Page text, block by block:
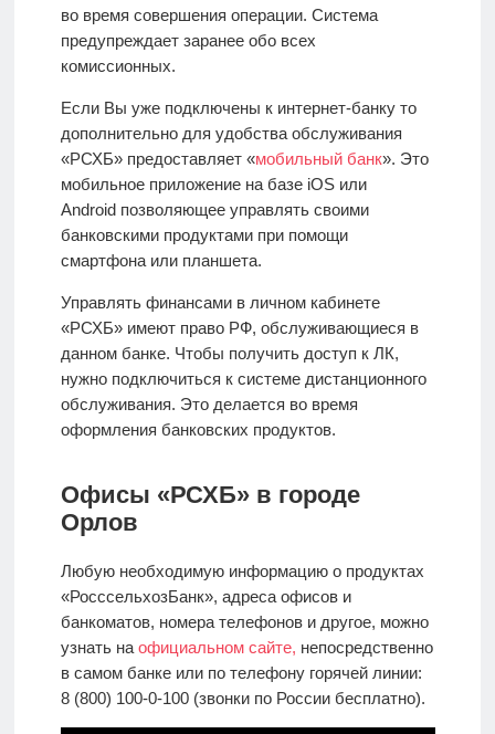
во время совершения операции. Система
предупреждает заранее обо всех
комиссионных.
Если Вы уже подключены к интернет-банку то
дополнительно для удобства обслуживания
«РСХБ» предоставляет «мобильный банк». Это
мобильное приложение на базе iOS или
Android позволяющее управлять своими
банковскими продуктами при помощи
смартфона или планшета.
Управлять финансами в личном кабинете
«РСХБ» имеют право РФ, обслуживающиеся в
данном банке. Чтобы получить доступ к ЛК,
нужно подключиться к системе дистанционного
обслуживания. Это делается во время
оформления банковских продуктов.
Офисы «РСХБ» в городе
Орлов
Любую необходимую информацию о продуктах
«РосссельхозБанк», адреса офисов и
банкоматов, номера телефонов и другое, можно
узнать на официальном сайте, непосредственно
в самом банке или по телефону горячей линии:
8 (800) 100-0-100 (звонки по России бесплатно).